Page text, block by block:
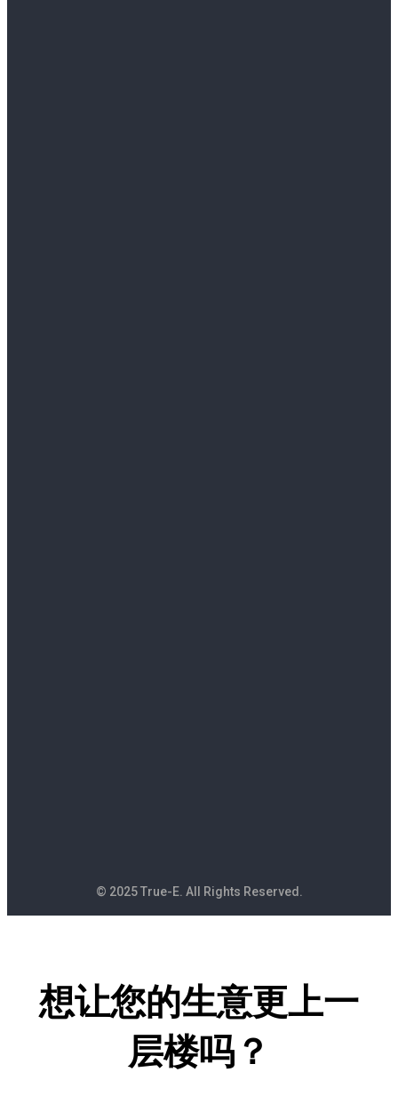
© 2025 True-E. All Rights Reserved.
想让您的生意更上一
层楼吗？